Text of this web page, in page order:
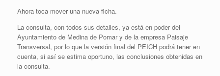
Ahora toca mover una nueva ficha.
La consulta, con todos sus detalles, ya está en poder del
Ayuntamiento de Medina de Pomar y de la empresa Paisaje
Transversal, por lo que la versión final del PEICH podrá tener en
cuenta, si así se estima oportuno, las conclusiones obtenidas en
la consulta.